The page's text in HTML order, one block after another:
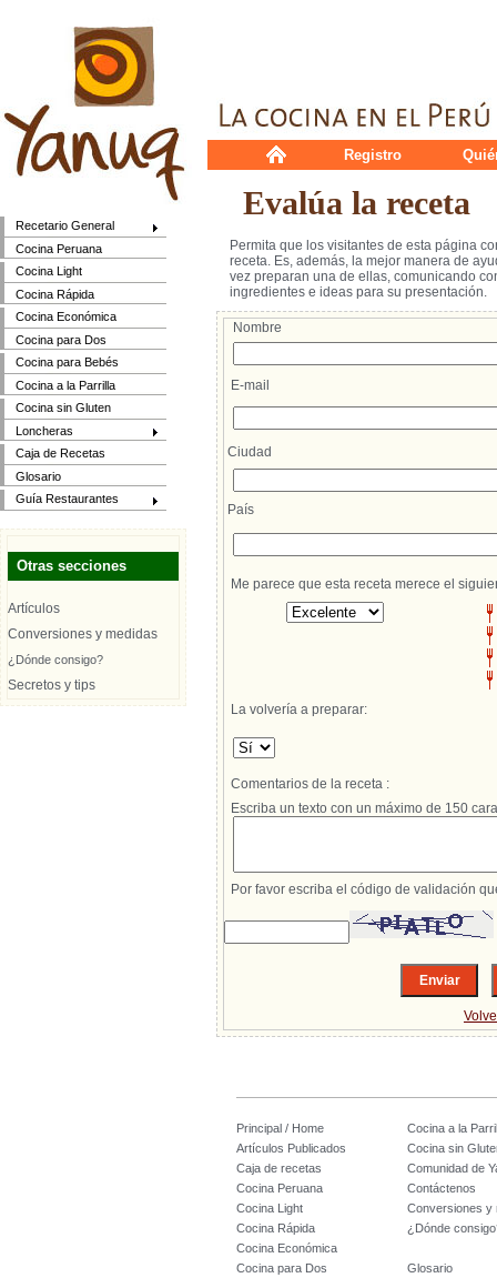
Recetario General
Cocina Peruana
Cocina Light
Cocina Rápida
Cocina Económica
Cocina para Dos
Cocina para Bebés
Cocina a la Parrilla
Cocina sin Gluten
Loncheras
Caja de Recetas
Glosario
Guía Restaurantes
Otras secciones
Artículos
Conversiones y medidas
¿Dónde consigo?
Secretos y tips
Registro
Evalúa la receta
Permita que los visitantes de esta página
receta. Es, además, la mejor manera de
vez preparan una de ellas, comunicando
ingredientes e ideas para su presentación.
Nombre
E-mail
Ciudad
País
Me parece que esta receta merece el
La volvería a preparar:
Comentarios de la receta :
Escriba un texto con un máximo de 150
Por favor escriba el código de validación
Principal / Home
Cocina a la
Artículos Publicados
Cocina sin
Caja de recetas
Comunidad de
Cocina Peruana
Contáctenos
Cocina Light
Conversiones y
Cocina Rápida
¿Dónde
Cocina Económica
Cocina para Dos
Glosario